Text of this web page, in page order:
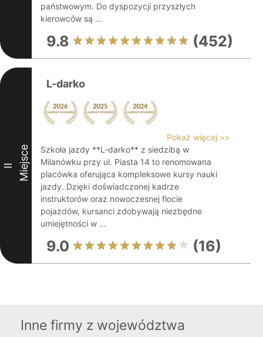
państwowym. Do dyspozycji przyszłych
kierowców są ...
9.8 (452)
II Miejsce
L-darko
Pokaż więcej >>
Szkoła jazdy **L-darko** z siedzibą w
Milanówku przy ul. Piasta 14 to renomowana
placówka oferująca kompleksowe kursy nauki
jazdy. Dzięki doświadczonej kadrze
instruktorów oraz nowoczesnej flocie
pojazdów, kursanci zdobywają niezbędne
umiejętności w ...
9.0 (16)
Inne firmy z województwa